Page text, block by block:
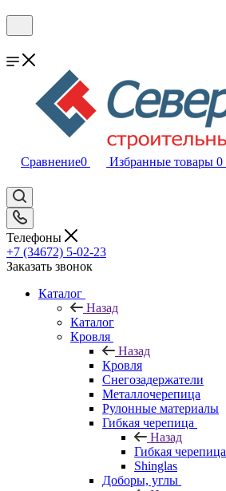
Сравнение0 Избранные товары 0
Телефоны
+7 (34672) 5-02-23
Заказать звонок
Каталог
Назад
Каталог
Кровля
Назад
Кровля
Снегозадержатели
Металлочерепица
Рулонные материалы
Гибкая черепица
Назад
Гибкая черепица
Shinglas
Доборы, углы